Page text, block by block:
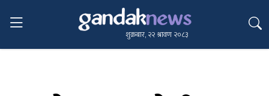
शुक्रबार, २२ श्रावण २०८३